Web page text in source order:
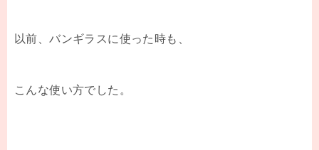
以前、バンギラスに使った時も、
こんな使い方でした。